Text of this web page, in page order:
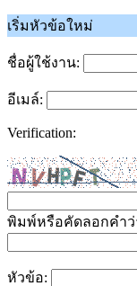
เริ่มหัวข้อใหม่
ชื่อผู้ใช้งาน:
อีเมล์:
Verification:
พิมพ์หรือคัดลอกคำว่
หัวข้อ: